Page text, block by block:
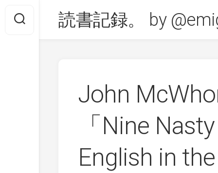
content
読書記録。 by
John
「Nine
English in